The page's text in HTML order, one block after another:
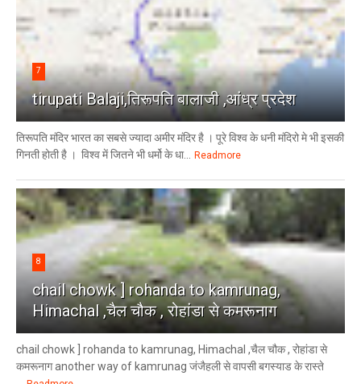
7
tirupati Balaji,तिरूपति बालाजी ,आंध्र प्रदेश
तिरूपति मंदिर भारत का सबसे ज्यादा अमीर मंदिर है । पूरे विश्व के धनी मंदिरो मे भी इसकी
गिनती होती है । विश्व में जितने भी धर्मो के धा...
Readmore
8
chail chowk ] rohanda to kamrunag,
Himachal ,चैल चौक , रोहांडा से कमरूनाग
chail chowk ] rohanda to kamrunag, Himachal ,चैल चौक , रोहांडा से
कमरूनाग another way of kamrunag जंजैहली से वापसी बगस्याड के रास्ते